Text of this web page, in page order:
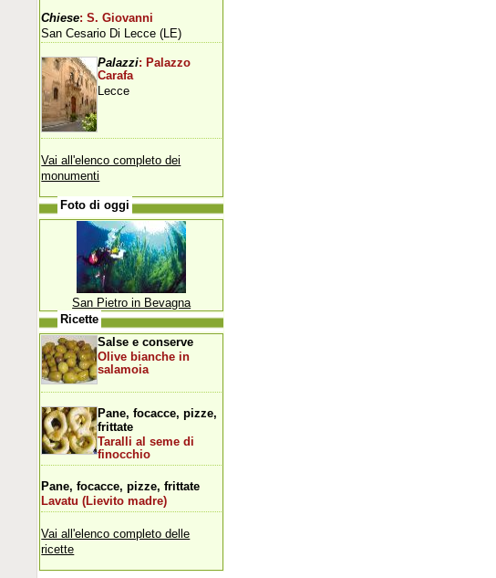
Chiese: S. Giovanni
San Cesario Di Lecce (LE)
Palazzi: Palazzo
Carafa
Lecce
Vai all'elenco completo dei
monumenti
Foto di oggi
San Pietro in Bevagna
Ricette
Salse e conserve
Olive bianche in
salamoia
Pane, focacce, pizze,
frittate
Taralli al seme di
finocchio
Pane, focacce, pizze, frittate
Lavatu (Lievito madre)
Vai all'elenco completo delle
ricette